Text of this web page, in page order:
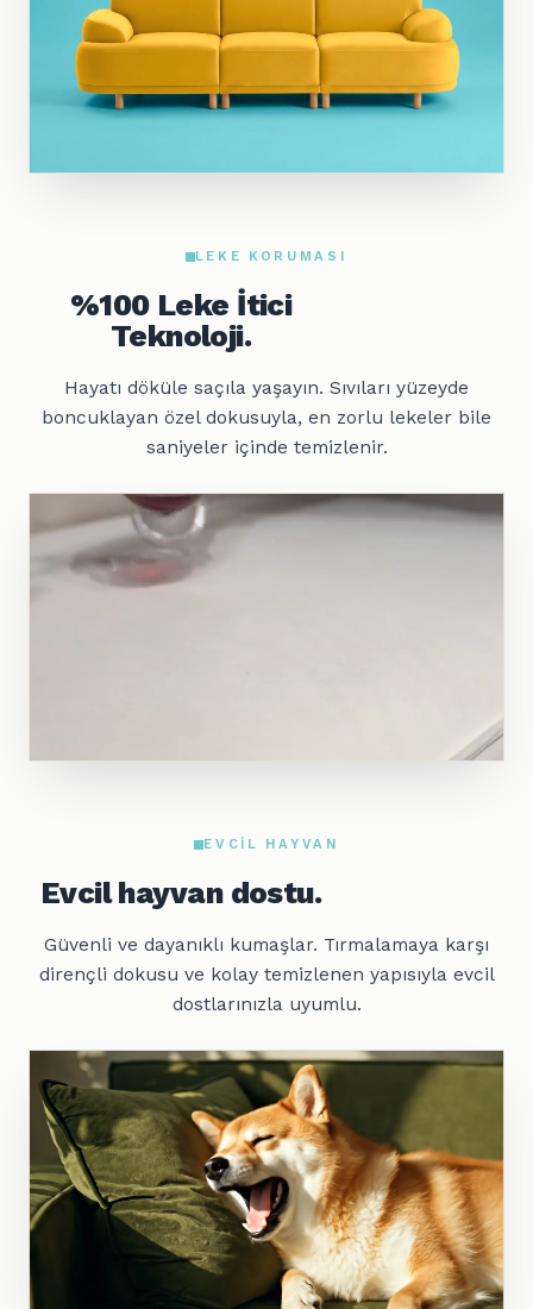
LEKE KORUMASI
%100 Leke İtici
Teknoloji.
Hayatı döküle saçıla yaşayın. Sıvıları yüzeyde
boncuklayan özel dokusuyla, en zorlu lekeler bile
saniyeler içinde temizlenir.
EVCIL HAYVAN
Evcil hayvan dostu.
Güvenli ve dayanıklı kumaşlar. Tırmalamaya karşı
dirençli dokusu ve kolay temizlenen yapısıyla evcil
dostlarınızla uyumlu.